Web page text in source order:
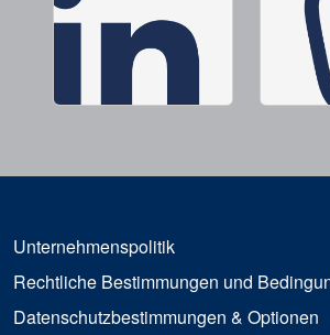
Unternehmenspolitik
Rechtliche Bestimmungen und
Datenschutzbestimmungen & Optionen